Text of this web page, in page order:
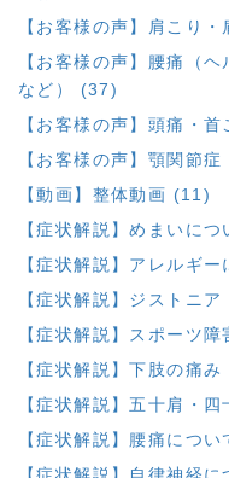
【お客様の声】肩こり
【お客様の声】腰痛（
など） (37)
【お客様の声】頭痛・
【お客様の声】顎関節
【動画】整体動画 (11)
【症状解説】めまいに
【症状解説】アレルギ
【症状解説】ジストニ
【症状解説】スポーツ
【症状解説】下肢の痛
【症状解説】五十肩・
【症状解説】腰痛につ
【症状解説】自律神経